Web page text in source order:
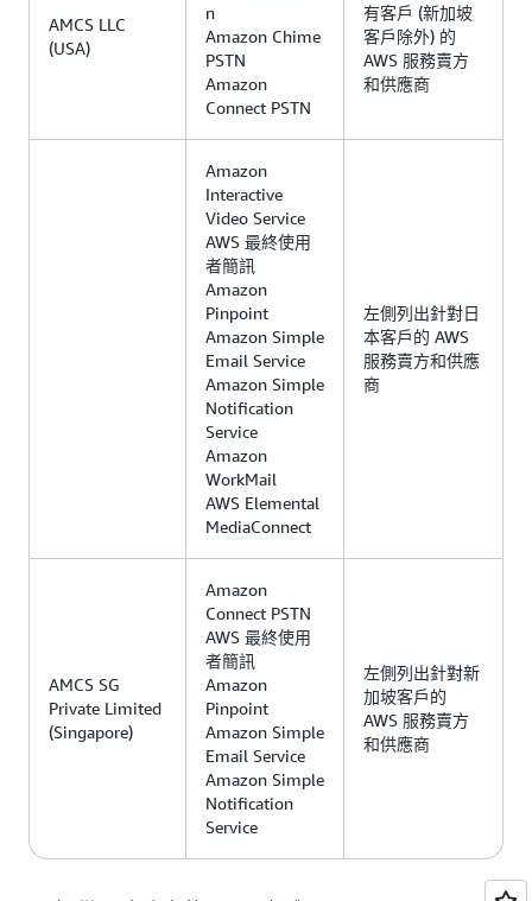
AMCS LLC
(USA)
n
Amazon Chime
PSTN
Amazon
Connect PSTN
有客戶 (新加坡
客戶除外) 的
AWS 服務賣方
和供應商
Amazon
Interactive
Video Service
AWS 最終使用
者簡訊
Amazon
Pinpoint
Amazon Simple
Email Service
Amazon Simple
Notification
Service
Amazon
WorkMail
AWS Elemental
MediaConnect
左側列出針對日
本客戶的 AWS
服務賣方和供應
商
AMCS SG
Private Limited
(Singapore)
Amazon
Connect PSTN
AWS 最終使用
者簡訊
Amazon
Pinpoint
Amazon Simple
Email Service
Amazon Simple
Notification
Service
左側列出針對新
加坡客戶的
AWS 服務賣方
和供應商